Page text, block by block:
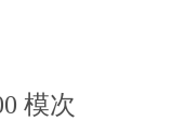
模次